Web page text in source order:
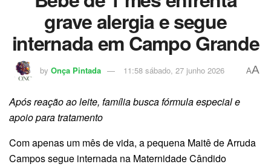
grave alergia e segue
internada em Campo Grande
by Onça Pintada 11:58 sábado, 27 junho 2026 AA
Após reação ao leite, família busca fórmula especial e
apoio para tratamento
Com apenas um mês de vida, a pequena Maitê de Arruda
Campos segue internada na Maternidade Cândido